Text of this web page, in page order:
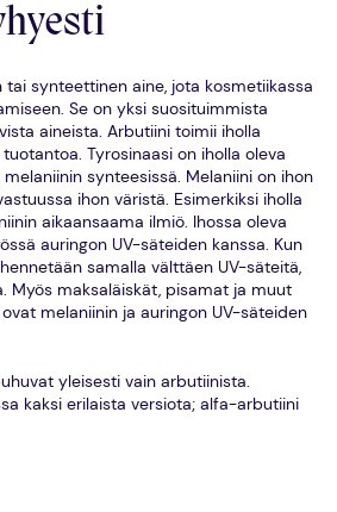
tai synteettinen aine, jota kosmetiikassa
Se on yksi suosituimmista
aineista. Arbutiini toimii iholla
Tyrosinaasi on iholla oleva
synteesissä. Melaniini on ihon
ihon väristä. Esimerkiksi iholla
aikaansaama ilmiö. Ihossa oleva
auringon UV-säteiden kanssa. Kun
samalla välttäen UV-säteitä,
Myös maksaläiskät, pisamat ja muut
melaniinin ja auringon UV-säteiden
yleisesti vain arbutiinista.
kaksi erilaista versiota; alfa-arbutiini